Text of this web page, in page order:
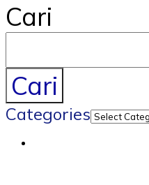
Cari
Cari
Categories